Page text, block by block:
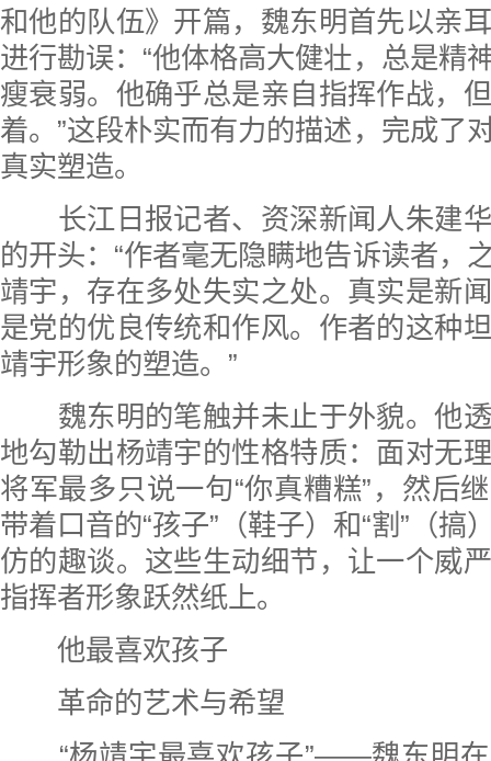
和他的队伍》开篇，魏东明首先以亲
进行勘误：“他体格高大健壮，总是精
瘦衰弱。他确乎总是亲自指挥作战，
着。”这段朴实而有力的描述，完成了
真实塑造。
长江日报记者、资深新闻人朱建华
的开头：“作者毫无隐瞒地告诉读者，
靖宇，存在多处失实之处。真实是新
是党的优良传统和作风。作者的这种
靖宇形象的塑造。”
魏东明的笔触并未止于外貌。他透
地勾勒出杨靖宇的性格特质：面对无
将军最多只说一句“你真糟糕”，然后
带着口音的“孩子”（鞋子）和“割”（搞
仿的趣谈。这些生动细节，让一个威
指挥者形象跃然纸上。
他最喜欢孩子
革命的艺术与希望